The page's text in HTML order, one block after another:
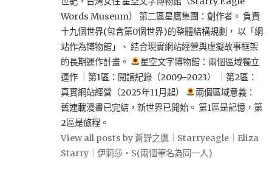
Words Museum） 第二區星鷹集團：創作者。 負責
十九個世界(包含第0個世界)的整體結構規劃， 以「網
站作為博物館」、 結合現實網站經營與虛擬故事框架
的長期運作計畫。
星空文字博物館：兩個區域獨立
運作 ｜第1區：閱讀紀錄（2009–2023） ｜第2區：
真實網站經營（2025年11月起）
兩個區域意義：
舊連載漫畫已完結，新世界已開始。 第1區是記憶，第
2區是旅程。
View all posts by 蒼野之鷹｜Starryeagle｜Eliza
Starry｜伊莉莎・S(兩個筆名為同一人)